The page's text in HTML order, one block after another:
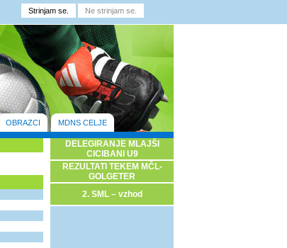
OBRAZCI MDNS CELJE
DELEGIRANJE MLAJŠI
CICIBANI U9
REZULTATI TEKEM MČL-
GOLGETER
2. SML – vzhod